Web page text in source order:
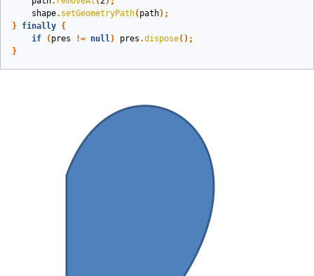
shape. setGeometryPath( path);
} finally {
if
( pres != null) pres .dispose();
}